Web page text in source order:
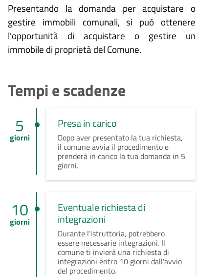
Presentando la domanda per acquistare o
gestire immobili comunali, si può ottenere
l'opportunità di acquistare o gestire un
immobile di proprietà del Comune.
Tempi e scadenze
5
giorni
Presa in carico
Dopo aver presentato la tua richiesta,
il comune avvia il procedimento e
prenderà in carico la tua domanda in 5
giorni.
10
giorni
Eventuale richiesta di
integrazioni
Durante l'istruttoria, potrebbero
essere necessarie integrazioni. Il
comune ti invierà una richiesta di
integrazioni entro 10 giorni dall'avvio
del procedimento.